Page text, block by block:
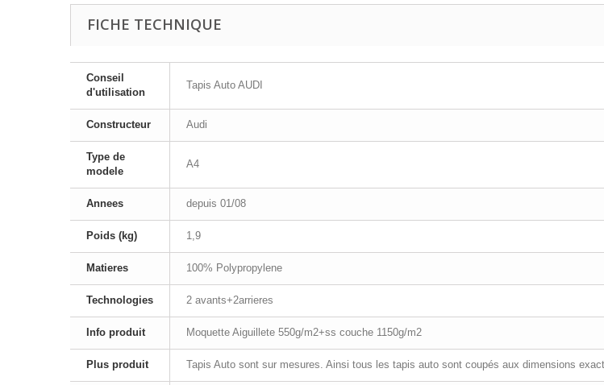
FICHE TECHNIQUE
Conseil
d'utilisation
Tapis Auto AUDI
Constructeur Audi
Type de
modele
A4
Annees depuis 01/08
Poids (kg) 1,9
Matieres 100% Polypropylene
Technologies 2 avants+2arrieres
Info produit Moquette Aiguillete 550g/m2+ss couche 1150g/m2
Plus produit Tapis Auto sont sur mesures. Ainsi tous les tapis auto sont coupés aux dimensions